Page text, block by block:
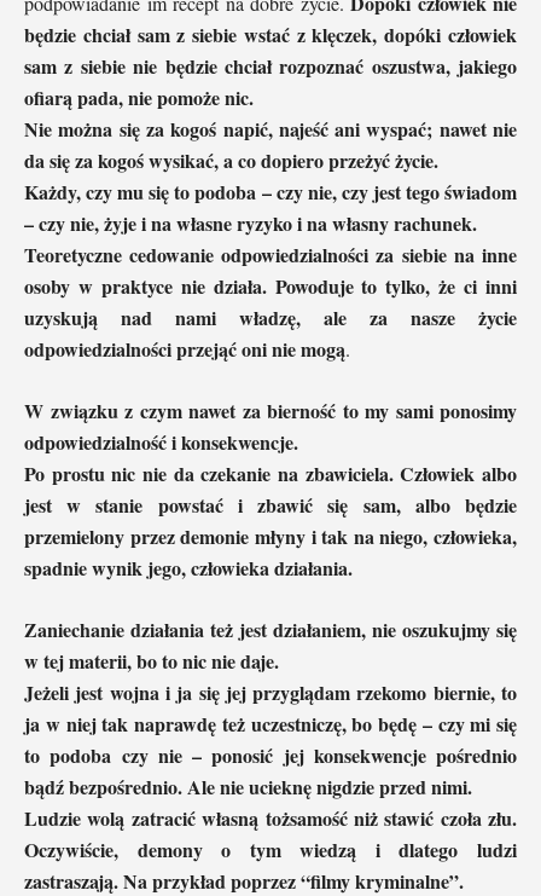
będzie chciał sam z siebie wstać z klęczek, dopóki człowiek
sam z siebie nie będzie chciał rozpoznać oszustwa, jakiego
ofiarą pada, nie pomoże nic.
Nie można się za kogoś napić, najeść ani wyspać; nawet nie
da się za kogoś wysikać, a co dopiero przeżyć życie.
Każdy, czy mu się to podoba – czy nie, czy jest tego świadom
– czy nie, żyje i na własne ryzyko i na własny rachunek.
Teoretyczne cedowanie odpowiedzialności za siebie na inne
osoby w praktyce nie działa. Powoduje to tylko, że ci inni
uzyskują nad nami władzę, ale za nasze życie
odpowiedzialności przejąć oni nie mogą.
W związku z czym nawet za bierność to my sami ponosimy
odpowiedzialność i konsekwencje.
Po prostu nic nie da czekanie na zbawiciela. Człowiek albo
jest w stanie powstać i zbawić się sam, albo będzie
przemielony przez demonie młyny i tak na niego, człowieka,
spadnie wynik jego, człowieka działania.
Zaniechanie działania też jest działaniem, nie oszukujmy się
w tej materii, bo to nic nie daje.
Jeżeli jest wojna i ja się jej przyglądam rzekomo biernie, to
ja w niej tak naprawdę też uczestniczę, bo będę – czy mi się
to podoba czy nie – ponosić jej konsekwencje pośrednio
bądź bezpośrednio. Ale nie ucieknę nigdzie przed nimi.
Ludzie wolą zatracić własną tożsamość niż stawić czoła złu.
Oczywiście, demony o tym wiedzą i dlatego ludzi
zastraszają. Na przykład poprzez “filmy kryminalne”.